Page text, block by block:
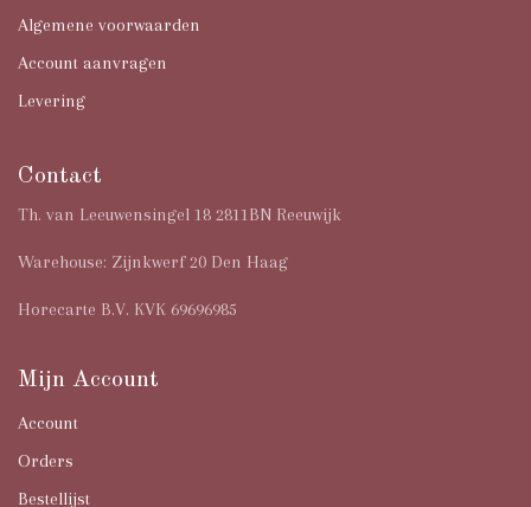
Algemene voorwaarden
Account aanvragen
Levering
Contact
Th. van Leeuwensingel 18 2811BN Reeuwijk
Warehouse: Zijnkwerf 20 Den Haag
Horecarte B.V. KVK 69696985
Mijn Account
Account
Orders
Bestellijst